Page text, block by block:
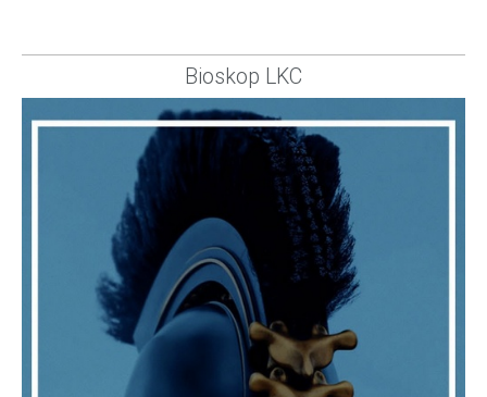
Bioskop LKC